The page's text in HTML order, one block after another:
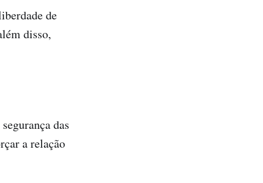
de
disso,
das
a relação